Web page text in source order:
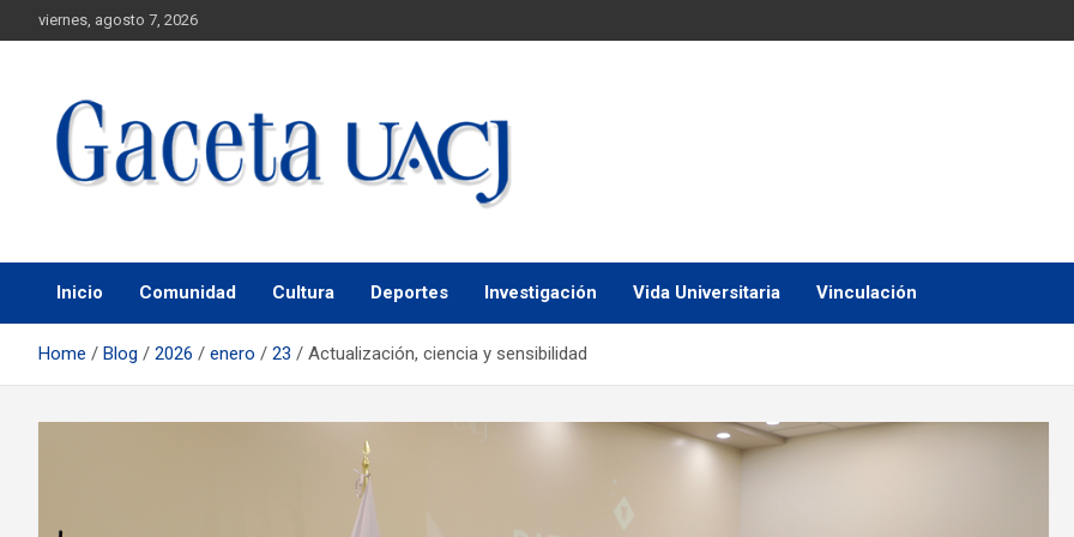
viernes, agosto 7, 2026
Gaceta UACJ
Inicio Comunidad Cultura Deportes Investigación Vida Universitaria Vinculación
Home Blog 2026 enero 23 Actualización, ciencia y sensibilidad